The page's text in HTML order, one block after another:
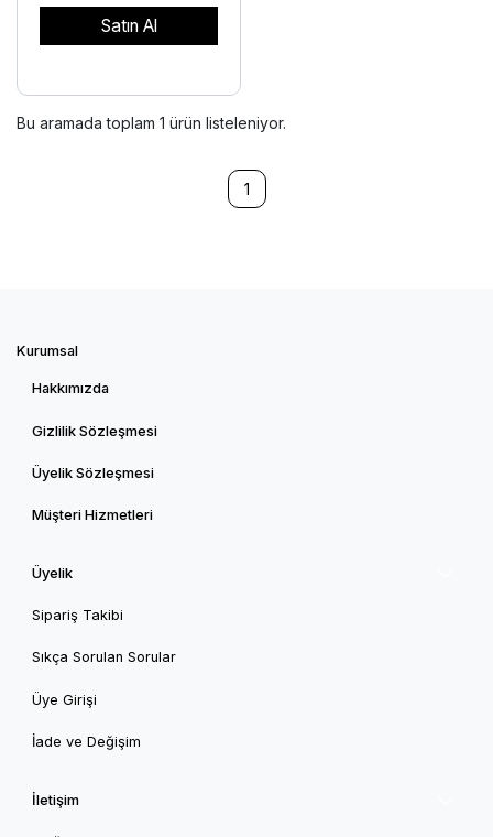
Satın Al
Bu aramada toplam 1 ürün listeleniyor.
1
Kurumsal
Hakkımızda
Gizlilik Sözleşmesi
Üyelik Sözleşmesi
Müşteri Hizmetleri
Üyelik
Sipariş Takibi
Sıkça Sorulan Sorular
Üye Girişi
İade ve Değişim
İletişim